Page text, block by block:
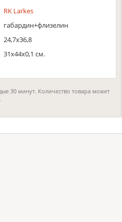
RK Larkes
габардин+флизелин
24,7х36,8
31x44x0,1 см.
30 минут. Количество товара может